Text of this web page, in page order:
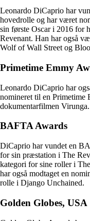
Leonardo DiCaprio har
hovedrolle og har været
sin første Oscar i 2016 for
Revenant. Han har også
Wolf of Wall Street og
Primetime Emmy
Leonardo DiCaprio har
nomineret til en Primetime
dokumentarfilmen Virunga.
BAFTA Awards
DiCaprio har vundet en
for sin præstation i The
kategori for sine roller i
har også modtaget en
rolle i Django Unchained.
Golden Globes, USA